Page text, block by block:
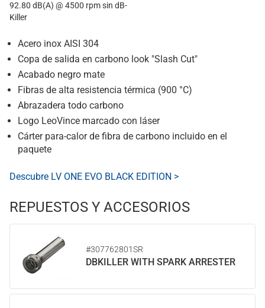
92.80 dB(A) @ 4500 rpm sin dB-
Killer
Acero inox AISI 304
Copa de salida en carbono look "Slash Cut"
Acabado negro mate
Fibras de alta resistencia térmica (900 °C)
Abrazadera todo carbono
Logo LeoVince marcado con láser
Cárter para-calor de fibra de carbono incluido en el
paquete
Descubre LV ONE EVO BLACK EDITION >
REPUESTOS Y ACCESORIOS
#307762801SR
DBKILLER WITH SPARK ARRESTER